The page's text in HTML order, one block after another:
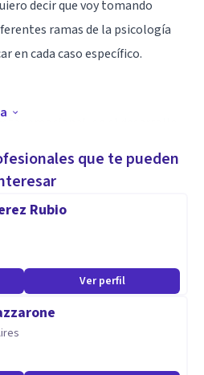
decir que voy tomando
ramas de la psicología
en cada caso específico.
emocional, en el desarrollo
, autoestima , infidelidad,
en Psicología Transpersonal,
genero lo que considero me
empática y con una
que te pueden
Rubio
Ver perfil